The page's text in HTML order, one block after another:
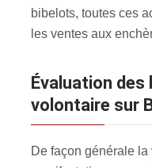
bibelots, toutes ces
les ventes aux
évaluation des biens lors d’une vente
volontaire sur
De façon générale